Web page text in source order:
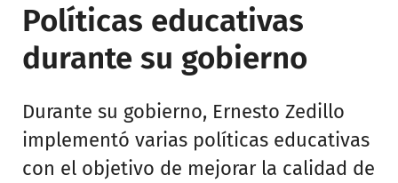
Políticas educativas
durante su gobierno
Durante su gobierno, Ernesto Zedillo
implementó varias políticas educativas
con el objetivo de mejorar la calidad de